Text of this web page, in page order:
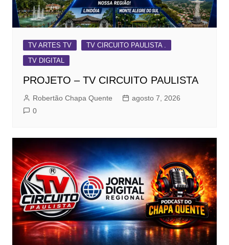
TV ARTES TV
TV CIRCUITO PAULISTA .
TV DIGITAL
PROJETO – TV CIRCUITO PAULISTA
Robertão Chapa Quente
agosto 7, 2026
0